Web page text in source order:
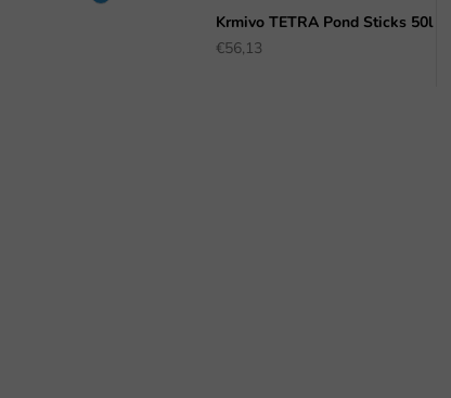
Krmivo TETRA Pond Sticks 50l
€56,13